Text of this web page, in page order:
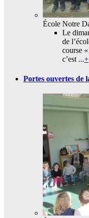
École Notre
Le
de
course
c’est ...+
Portes ouvertes de